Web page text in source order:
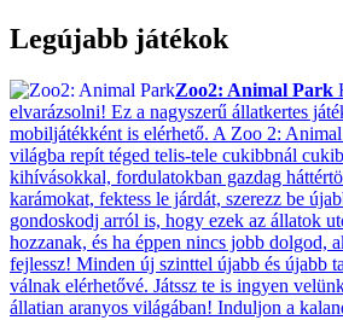
Legújabb játékok
Zoo2: Animal Park
elvarázsolni! Ez a nagyszerű állatkertes
mobiljátékként is elérhető. A Zoo 2:
világba repít téged telis-tele cukibbnál
kihívásokkal, fordulatokban gazdag
karámokat, fektess le járdát, szerezz be
gondoskodj arról is, hogy ezek az állatok
hozzanak, és ha éppen nincs jobb dolgod,
fejlessz! Minden új szinttel újabb és újabb
válnak elérhetővé. Játssz te is ingyen
állatian aranyos világában! Induljon a